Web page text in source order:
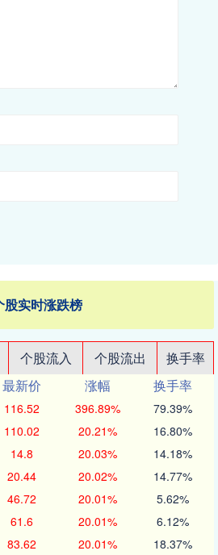
股实时涨跌榜
个股流入 个股流出
换手率
最新价 涨幅
换手率
116.52 396.89% 79.39%
110.02 20.21% 16.80%
14.8 20.03% 14.18%
20.44 20.02% 14.77%
46.72 20.01% 5.62%
61.6 20.01% 6.12%
83.62 20.01% 18.37%